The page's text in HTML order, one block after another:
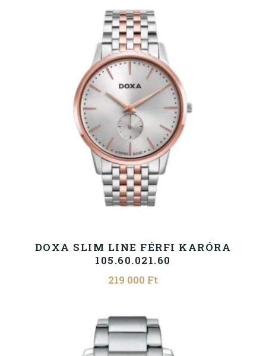
DOXA SLIM LINE FÉRFI KARÓRA
105.60.021.60
219 000 Ft